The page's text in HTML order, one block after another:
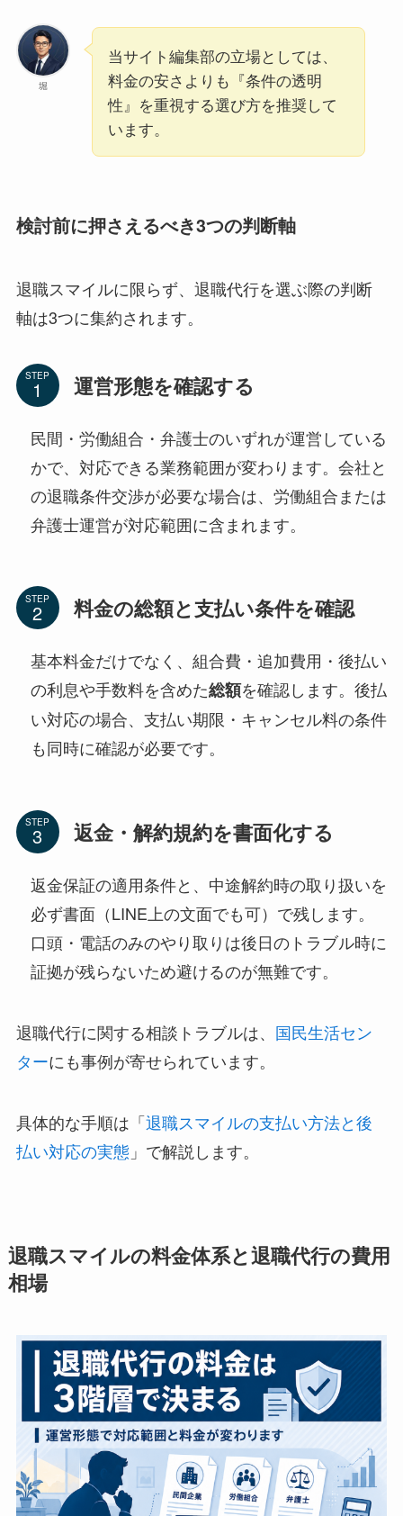
堀
当サイト編集部の立場としては、
料金の安さよりも『条件の透明
性』を重視する選び方を推奨して
います。
検討前に押さえるべき3つの判断軸
退職スマイルに限らず、退職代行を選ぶ際の判断
軸は3つに集約されます。
STEP 運営形態を確認する
民間・労働組合・弁護士のいずれが運営している
かで、対応できる業務範囲が変わります。会社と
の退職条件交渉が必要な場合は、労働組合または
弁護士運営が対応範囲に含まれます。
STEP 料金の総額と支払い条件を確認
基本料金だけでなく、組合費・追加費用・後払い
の利息や手数料を含めた総額を確認します。後払
い対応の場合、支払い期限・キャンセル料の条件
も同時に確認が必要です。
STEP 返金・解約規約を書面化する
返金保証の適用条件と、中途解約時の取り扱いを
必ず書面（LINE上の文面でも可）で残します。
口頭・電話のみのやり取りは後日のトラブル時に
証拠が残らないため避けるのが無難です。
退職代行に関する相談トラブルは、 国民生活セン
ターにも事例が寄せられています。
具体的な手順は「退職スマイルの支払い方法と後
払い対応の実態」で解説します。
退職スマイルの料金体系と退職代行の費用
相場